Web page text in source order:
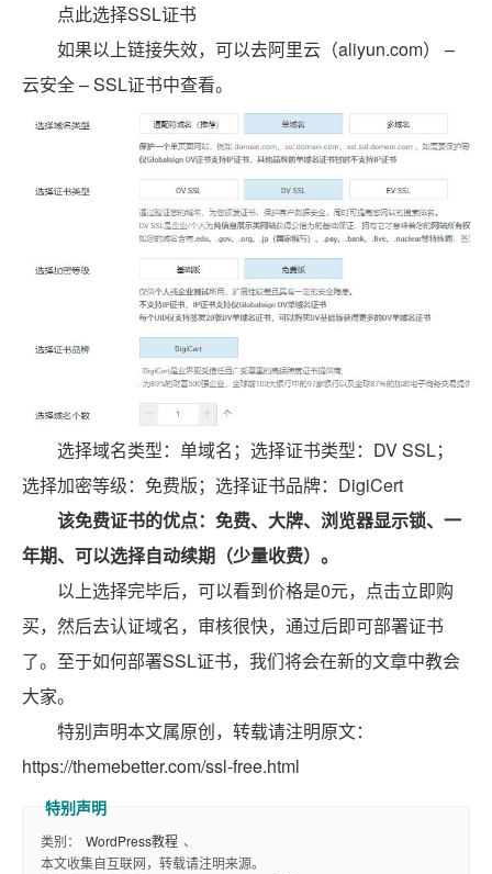
点此选择SSL证书
如果以上链接失效，可以去阿里云（aliyun.com） –
云安全 – SSL证书中查看。
选择域名类型：单域名；选择证书类型：DV SSL；
选择加密等级：免费版；选择证书品牌：DigiCert
该免费证书的优点：免费、大牌、浏览器显示锁、一
年期、可以选择自动续期（少量收费）。
以上选择完毕后，可以看到价格是0元，点击立即购
买，然后去认证域名，审核很快，通过后即可部署证书
了。至于如何部署SSL证书，我们将会在新的文章中教会
大家。
本文属原创，转载请注明原文：
https://themebetter.com/ssl-free.html
类别： WordPress教程 、
本文收集自互联网，转载请注明来源。